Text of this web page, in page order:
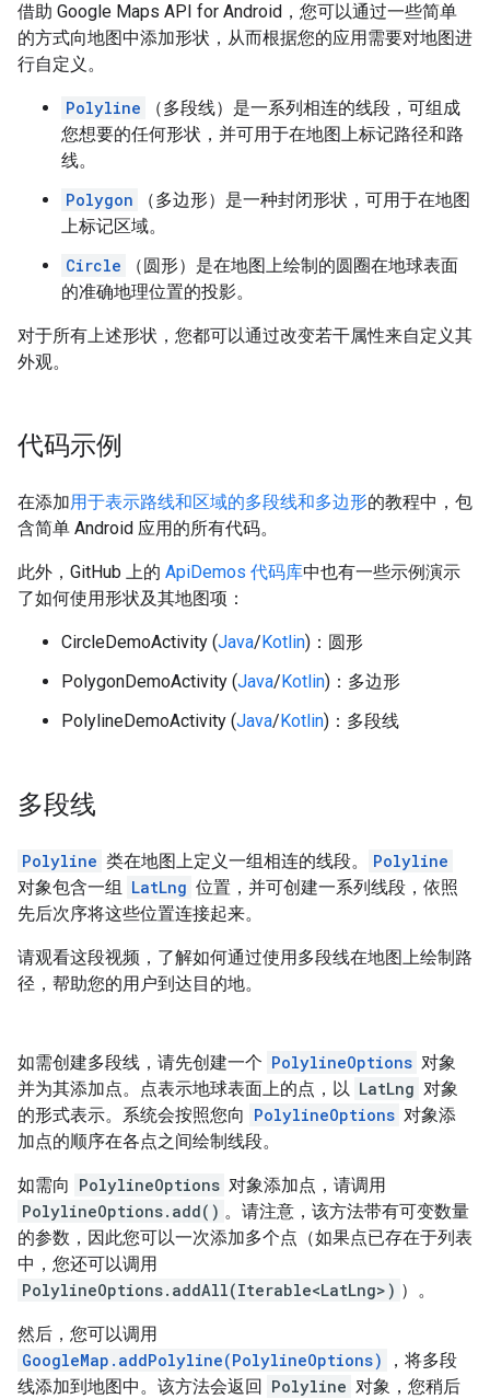
借助 Google Maps API for Android，您可以通过一些简单
的方式向地图中添加形状，从而根据您的应用需要对地图进
行自定义。
Polyline
（多段线）是一系列相连的线段，可组成
您想要的任何形状，并可用于在地图上标记路径和路
线。
Polygon
（多边形）是一种封闭形状，可用于在地图
上标记区域。
Circle
（圆形）是在地图上绘制的圆圈在地球表面
的准确地理位置的投影。
对于所有上述形状，您都可以通过改变若干属性来自定义其
外观。
代码示例
在添加用于表示路线和区域的多段线和多边形的教程中，包
含简单 Android 应用的所有代码。
此外，GitHub 上的 ApiDemos 代码库中也有一些示例演示
了如何使用形状及其地图项：
CircleDemoActivity (Java/Kotlin)：圆形
PolygonDemoActivity (Java/Kotlin)：多边形
PolylineDemoActivity (Java/Kotlin)：多段线
多段线
Polyline 类在地图上定义一组相连的线段。
Polyline
对象包含一组 LatLng 位置，并可创建一系列线段，依照
先后次序将这些位置连接起来。
请观看这段视频，了解如何通过使用多段线在地图上绘制路
径，帮助您的用户到达目的地。
如需创建多段线，请先创建一个 PolylineOptions 对象
并为其添加点。点表示地球表面上的点，以 LatLng 对象
的形式表示。系统会按照您向 PolylineOptions 对象添
加点的顺序在各点之间绘制线段。
如需向 PolylineOptions 对象添加点，请调用
PolylineOptions.add() 。请注意，该方法带有可变数量
的参数，因此您可以一次添加多个点（如果点已存在于列表
中，您还可以调用
PolylineOptions.addAll(Iterable<LatLng>) ）。
然后，您可以调用
GoogleMap.addPolyline(PolylineOptions)
，将多段
线添加到地图中。该方法会返回 Polyline 对象，您稍后